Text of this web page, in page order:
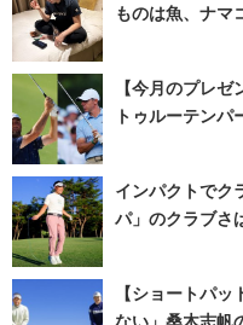
ものは魚、ナマ
【今月のプレ
トゥルーテンパ
インパクトでク
パ」のクラブさ
【ショートパ
ない」桑木志帆